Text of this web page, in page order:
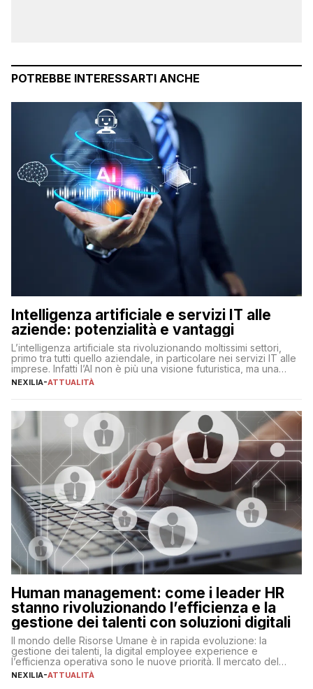
POTREBBE INTERESSARTI ANCHE
Intelligenza artificiale e servizi IT alle
aziende: potenzialità e vantaggi
L’intelligenza artificiale sta rivoluzionando moltissimi settori,
primo tra tutti quello aziendale, in particolare nei servizi IT alle
imprese. Infatti l’AI non è più una visione futuristica, ma una
realtà operativa che sta portando a un cambio significativo in
operazioni, bensì comporta […]
NEXILIA-ATTUALITÀ
Human management: come i leader HR
stanno rivoluzionando l’efficienza e la
gestione dei talenti con soluzioni digitali
Il mondo delle Risorse Umane è in rapida evoluzione: la
gestione dei talenti, la digital employee experience e
l’efficienza operativa sono le nuove priorità. Il mercato del
lavoro, d’altra parte, è sempre più competitivo con una lotta
NEXILIA-ATTUALITÀ